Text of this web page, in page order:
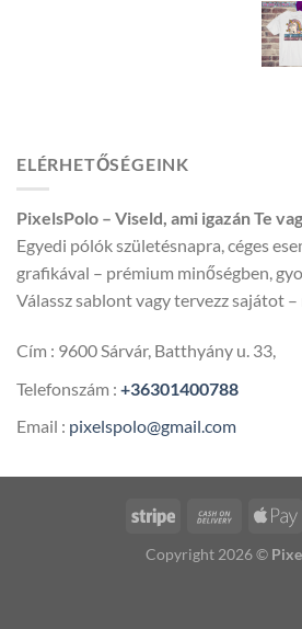
ELÉRHETŐSÉGEINK
PixelsPolo – Viseld, ami igazán Te
Egyedi pólók születésnapra, céges
grafikával – prémium minőségben,
Válassz sablont vagy tervezz sajátot
Cím : 9600 Sárvár, Batthyány u. 33,
Telefonszám : +36301400788
Email : pixelspolo@gmail.com
Copyright 2026 ©